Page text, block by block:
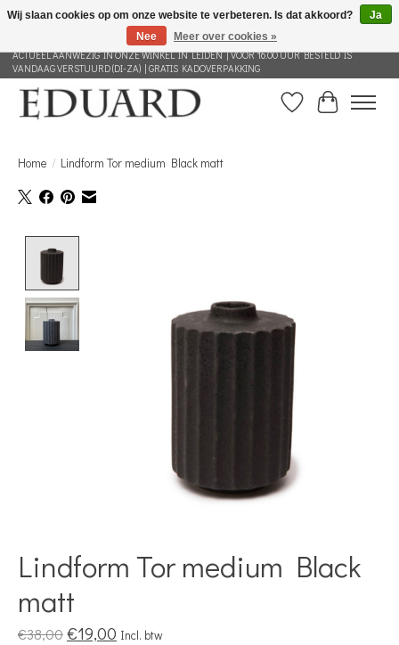
GRATIS VERZENDING NEDERLAND VANAF 100 EURO | ALLES IN DEZE WEBSHOP IS
ACTUEEL AANWEZIG IN ONZE WINKEL IN LEIDEN | VOOR 16.00 UUR BESTELD IS
VANDAAG VERSTUURD (DI-ZA) | GRATIS KADOVERPAKKING
Verlanglijst
Home / Lindform Tor medium Black matt
Lindform Tor medium Black
matt
€38,00€19,00 Incl. btw
Wij slaan cookies op om onze website te verbeteren. Is dat akkoord?
Ja
Nee
Meer over cookies »